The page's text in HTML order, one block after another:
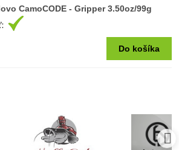
CamoCODE - Gripper 3.50oz/99g
Do košíka